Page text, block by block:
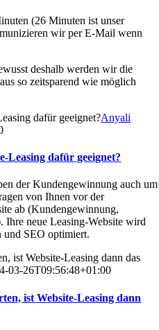
(26 Minuten ist unser
wir per E-Mail wenn
deshalb werden wir die
so zeitsparend wie möglich
dafür geeignet?Anyali
Leasing dafür geeignet?
der Kundengewinnung auch um
von Ihnen vor der
ab (Kundengewinnung,
Ihre neue Leasing-Website wird
und SEO optimiert.
ist Website-Leasing dann das
03-26T09:56:48+01:00
ist Website-Leasing dann